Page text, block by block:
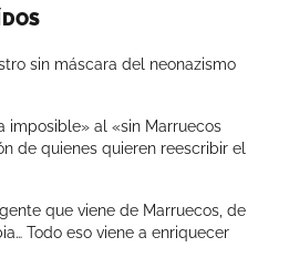
sin máscara del neonazismo
imposible» al «sin Marruecos
de quienes quieren reescribir el
que viene de Marruecos, de
Todo eso viene a enriquecer